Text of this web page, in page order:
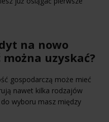
na nowo
uzyskać?
gospodarczą może mieć
nawet kilka rodzajów
wyboru masz między